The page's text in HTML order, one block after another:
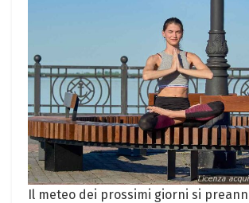
Il meteo dei prossimi giorni si